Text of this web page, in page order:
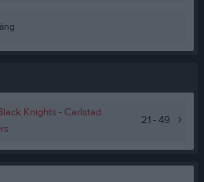
Knights - Carlstad
21 - 49